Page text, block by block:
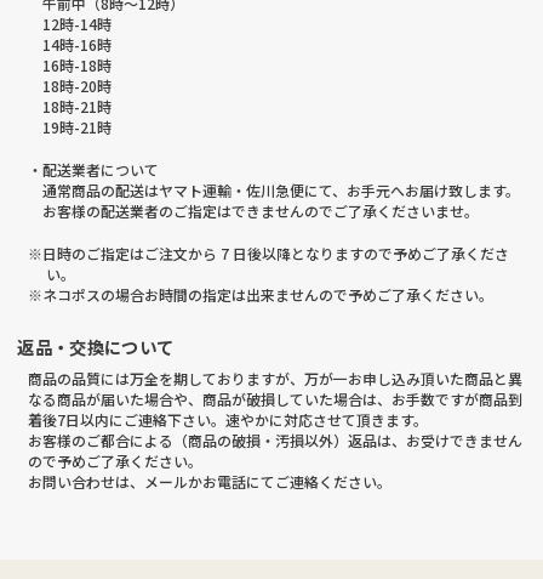
12時-14時
14時-16時
16時-18時
18時-20時
18時-21時
19時-21時
・配送業者について
通常商品の配送はヤマト運輸・佐川急便にて、お手元へお届け致します。
お客様の配送業者のご指定はできませんのでご了承くださいませ。
※日時のご指定はご注文から 7 日後以降となりますので予めご了承くださ
い。
※ネコポスの場合お時間の指定は出来ませんので予めご了承ください。
返品・交換について
商品の品質には万全を期しておりますが、万が一お申し込み頂いた商品と異
なる商品が届いた場合や、商品が破損していた場合は、お手数ですが商品到
着後7日以内にご連絡下さい。速やかに対応させて頂きます。
お客様のご都合による（商品の破損・汚損以外）返品は、お受けできません
ので予めご了承ください。
お問い合わせは、メールかお電話にてご連絡ください。